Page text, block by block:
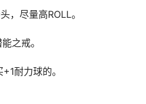
，尽量高ROLL。
之戒。
耐力球的。